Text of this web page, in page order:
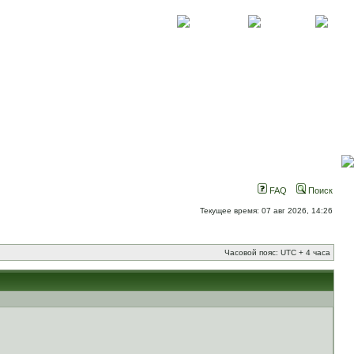
FAQ Поиск
Текущее время: 07 авг 2026, 14:26
Часовой пояс: UTC + 4 часа